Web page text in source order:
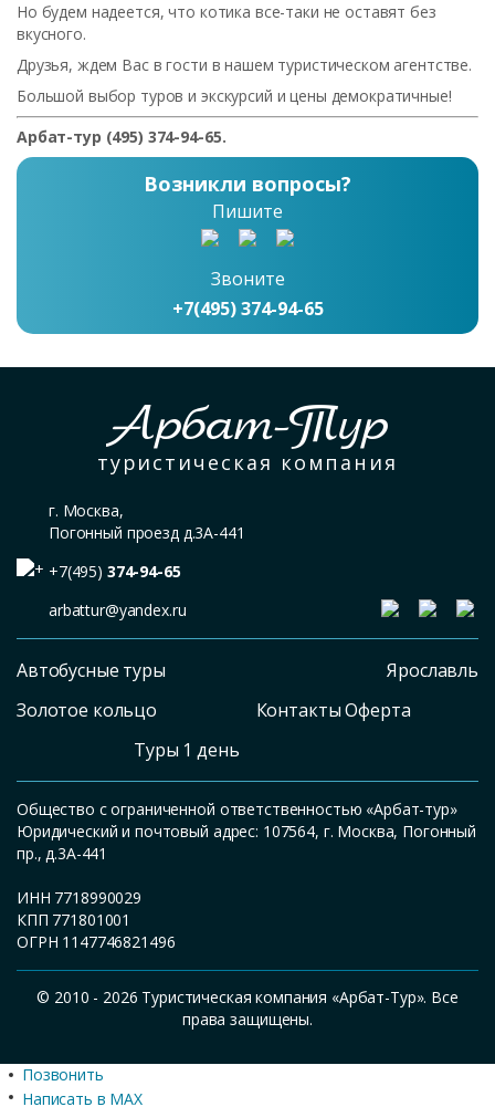
Но будем надеется, что котика все-таки не оставят без
вкусного.
Друзья, ждем Вас в гости в нашем туристическом агентстве.
Большой выбор туров и экскурсий и цены демократичные!
Арбат-тур (495) 374-94-65.
Возникли вопросы?
Пишите
Звоните
+7(495) 374-94-65
Арбат-Тур
туристическая компания
г. Москва,
Погонный проезд д.3А-441
+7(495) 374-94-65
arbattur@yandex.ru
Автобусные туры
Золотое кольцо
Туры 1 день
Ярославль
Контакты Оферта
Общество с ограниченной ответственностью «Арбат-тур»
Юридический и почтовый адрес: 107564, г. Москва, Погонный
пр., д.3А-441
ИНН 7718990029
КПП 771801001
ОГРН 1147746821496
© 2010 - 2026 Туристическая компания «Арбат-Тур». Все
права защищены.
Позвонить
Написать в MAX